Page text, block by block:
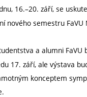
16.–20. září, se
nového semestru FaVU
a alumni FaVU
17. září, ale výstava
konceptem